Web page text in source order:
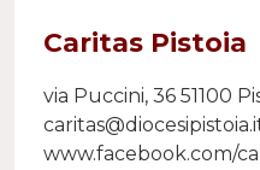
Caritas Pistoia
via Puccini, 36 51100
www.facebook.com/